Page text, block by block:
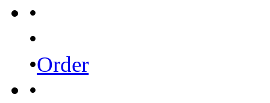
•
•
•Order
•